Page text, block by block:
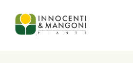
Skip to main content